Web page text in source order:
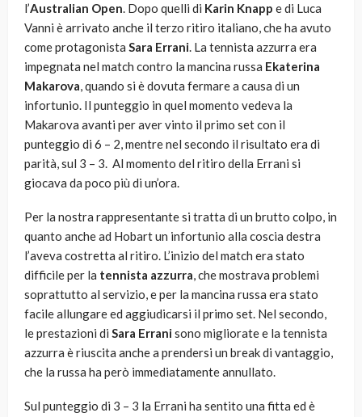
l’Australian Open. Dopo quelli di Karin Knapp e di Luca
Vanni è arrivato anche il terzo ritiro italiano, che ha avuto
come protagonista Sara Errani. La tennista azzurra era
impegnata nel match contro la mancina russa Ekaterina
Makarova, quando si è dovuta fermare a causa di un
infortunio. Il punteggio in quel momento vedeva la
Makarova avanti per aver vinto il primo set con il
punteggio di 6 – 2, mentre nel secondo il risultato era di
parità, sul 3 – 3. Al momento del ritiro della Errani si
giocava da poco più di un’ora.
Per la nostra rappresentante si tratta di un brutto colpo, in
quanto anche ad Hobart un infortunio alla coscia destra
l’aveva costretta al ritiro. L’inizio del match era stato
difficile per la tennista azzurra, che mostrava problemi
soprattutto al servizio, e per la mancina russa era stato
facile allungare ed aggiudicarsi il primo set. Nel secondo,
le prestazioni di Sara Erranisono migliorate e la tennista
azzurra è riuscita anche a prendersi un break di vantaggio,
che la russa ha però immediatamente annullato.
Sul punteggio di 3 – 3 la Errani ha sentito una fitta ed è